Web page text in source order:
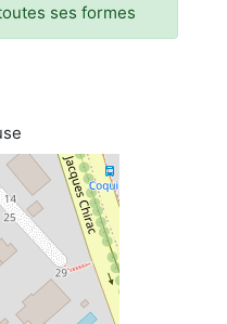
ses formes